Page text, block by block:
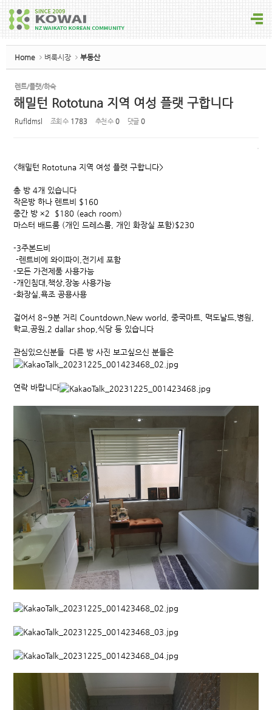
Home 벼룩시장 부동산
렌트/플랫/하숙
해밀턴 Rototuna 지역 여성 플랫 구합니다
Rufldmsl 조회 수 1783 추천 수 0 댓글 0
<해밀턴 Rototuna 지역 여성 플랫 구합니다>
총 방 4개 있습니다
작은방 하나 렌트비 $160
중간 방 ×2 $180 (each room)
마스터 배드룸 (개인 드레스룸, 개인 화장실 포함)$230
-3주본드비
-렌트비에 와이파이,전기세 포함
-모든 가전제품 사용가능
-개인침대,책상,장농 사용가능
-화장실,욕조 공용사용
걸어서 8~9분 거리 Countdown,New world, 중국마트, 맥도날드,병원,
학교,공원,2 dallar shop,식당 등 있습니다
관심있으신분들 다른 방 사진 보고싶으신 분들은
연락 바랍니다
Sketchbook5, 스케치북5
Sketchbook5, 스케치북5